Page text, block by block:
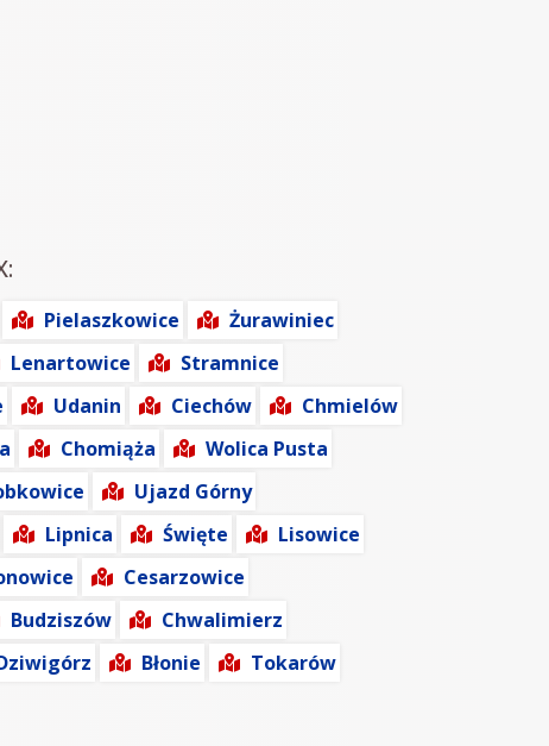
Pielaszkowice
Żurawiniec
Lenartowice
Stramnice
Udanin Ciechów
Chmielów
Chomiąża
Wolica Pusta
Ujazd Górny
Lipnica Święte
Lisowice
Cesarzowice
Budziszów
Chwalimierz
Błonie
Tokarów